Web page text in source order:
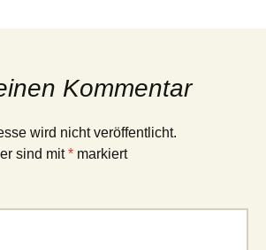
Kommentar
wird nicht veröffentlicht.
sind mit* markiert